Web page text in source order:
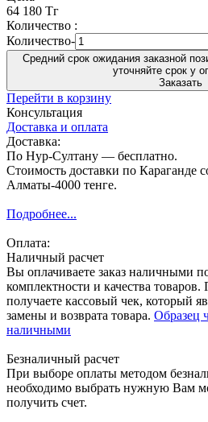
64 180 Тг
Количество :
Количество-
Средний срок ожидания заказной
уточняйте срок у
Заказать
Перейти в корзину
Консультация
Доставка и оплата
Доставка:
По Нур-Султану — бесплатно.
Стоимость доставки по Караганде
Алматы-4000 тенге.
Подробнее...
Оплата:
Наличный расчет
Вы оплачиваете заказ наличными
комплектности и качества
получаете кассовый чек, который
замены и возврата товара. Образец
наличными
Безналичный расчет
При выборе оплаты методом
необходимо выбрать нужную Вам
получить счет.